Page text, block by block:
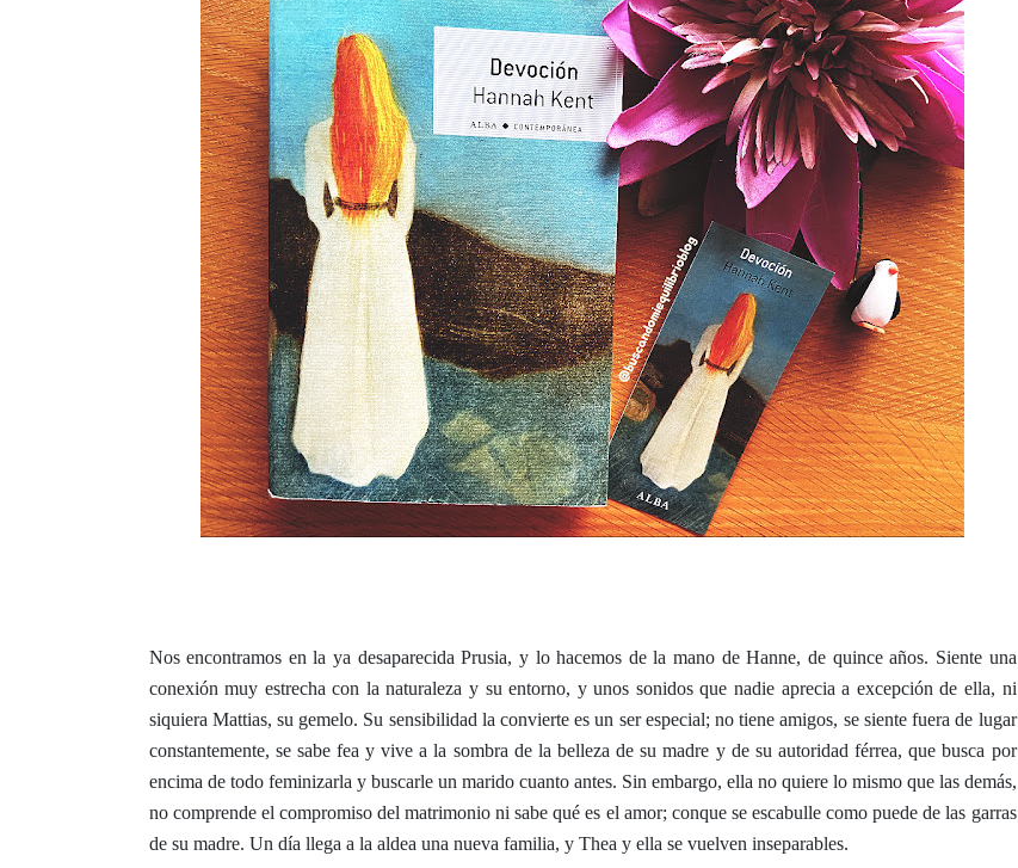
Nos encontramos en la ya desaparecida Prusia, y lo hacemos de la mano de Hanne, de quince años. Siente una
conexión muy estrecha con la naturaleza y su entorno, y unos sonidos que nadie aprecia a excepción de ella, ni
siquiera Mattias, su gemelo. Su sensibilidad la convierte es un ser especial; no tiene amigos, se siente fuera de lugar
constantemente, se sabe fea y vive a la sombra de la belleza de su madre y de su autoridad férrea, que busca por
encima de todo feminizarla y buscarle un marido cuanto antes. Sin embargo, ella no quiere lo mismo que las demás,
no comprende el compromiso del matrimonio ni sabe qué es el amor; conque se escabulle como puede de las garras
de su madre. Un día llega a la aldea una nueva familia, y Thea y ella se vuelven inseparables.